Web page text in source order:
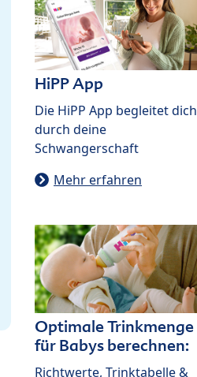
HiPP App
Die HiPP App begleitet dich
durch deine
Schwangerschaft
Mehr erfahren
Optimale Trinkmenge
für Babys berechnen:
Richtwerte, Trinktabelle &